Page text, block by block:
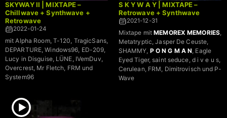
SKYWAY II | MIXTAPE –
Chillwave + Synthwave +
Retrowave
2022-01-24
mit Alpha Room, T-120, TragicSans,
DEPARTURE, Windows96, ED-209,
Lucy in Disguise, LÜNE, IVemDuv,
Overcrest, Mr Fletch, FRM und
System96
S K Y W A Y | MIXTAPE –
Retrowave + Synthwave
2021-12-31
Mixtape mitMEMOREX MEMORIES,
Metatryptic, Jasper De Ceuste,
SHAMMY, P O N G M A N, Eagle
Eyed Tiger, saint seduce, d i v e u s,
Cerulean, FRM, Dimitrovisch und P-
Wave